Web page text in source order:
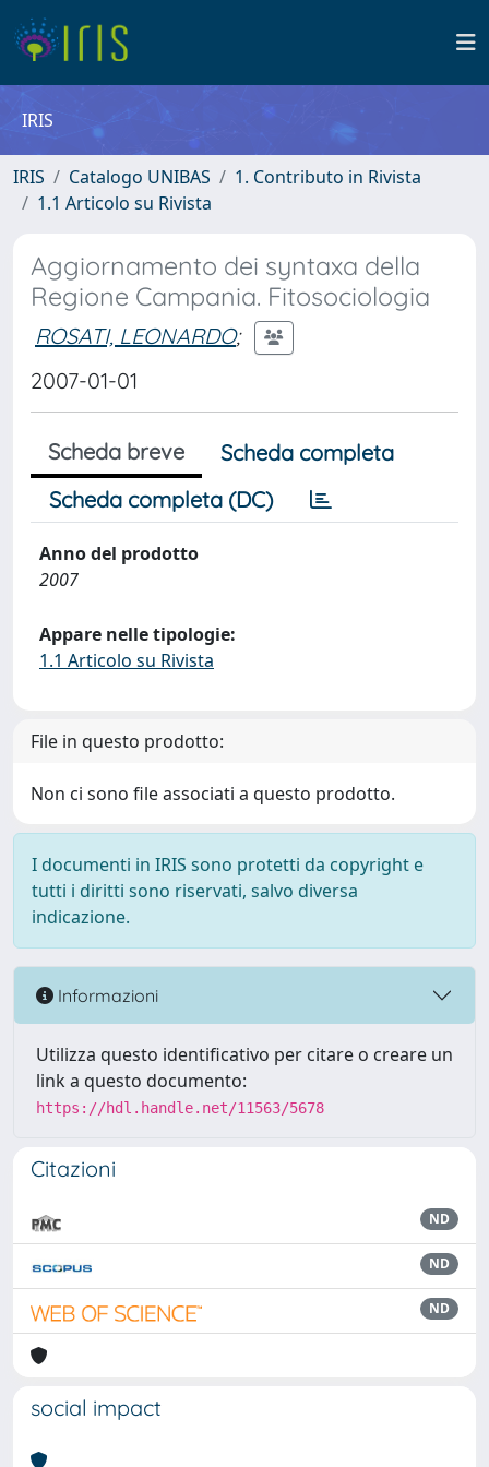
IRIS
IRIS Catalogo UNIBAS
1. Contributo in Rivista
1.1 Articolo su Rivista
Aggiornamento dei syntaxa della
Regione Campania. Fitosociologia
ROSATI, LEONARDO;
2007-01-01
Scheda breve
Scheda completa
Scheda completa (DC)
Anno del prodotto
2007
Appare nelle tipologie:
1.1 Articolo su Rivista
File in questo prodotto:
Non ci sono file associati a questo prodotto.
I documenti in IRIS sono protetti da copyright e
tutti i diritti sono riservati, salvo diversa
indicazione.
Informazioni
Utilizza questo identificativo per citare o creare un
link a questo documento:
https://hdl.handle.net/11563/5678
Citazioni
ND
ND
ND
social impact